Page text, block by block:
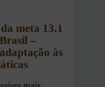
meta 13.1
–
às